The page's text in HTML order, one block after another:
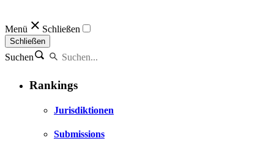
Menü Schließen
Schließen
Suchen
Rankings
Jurisdiktionen
Submissions